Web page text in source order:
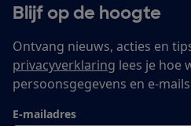
Blijf op de hoogte
Ontvang nieuws, acties en
privacyverklaring lees je hoe
persoonsgegevens en e-
E-mailadres